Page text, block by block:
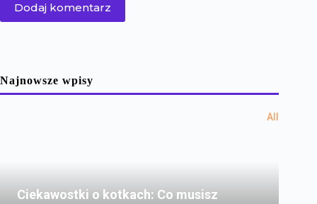
Dodaj komentarz
Najnowsze wpisy
All
Ciekawostki o kotkach: Co musisz